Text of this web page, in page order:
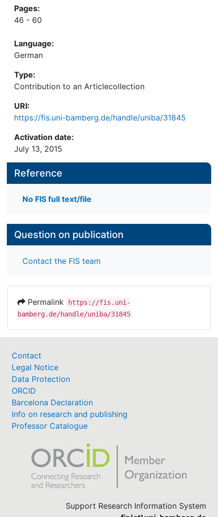
Pages:
46 - 60
Language:
German
Type:
Contribution to an Articlecollection
URI:
https://fis.uni-bamberg.de/handle/uniba/31845
Activation date:
July 13, 2015
Reference
No FIS full text/file
Question on publication
Contact the FIS team
Permalink
https://fis.uni-
bamberg.de/handle/uniba/31845
Contact
Legal Notice
Data Protection
ORCID
Barcelona Declaration
Info on research and publishing
Professor Catalogue
Support Research Information System